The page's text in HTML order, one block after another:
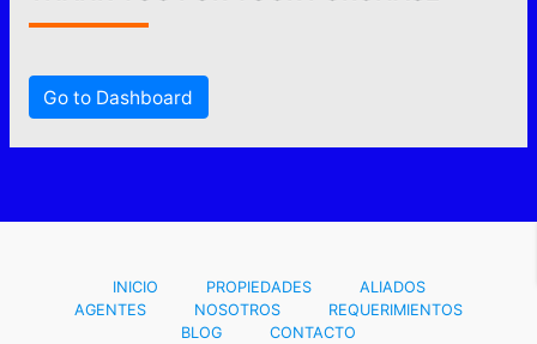
Go to Dashboard
INICIO PROPIEDADES
ALIADOS
AGENTES
NOSOTROS
REQUERIMIENTOS
BLOG
CONTACTO